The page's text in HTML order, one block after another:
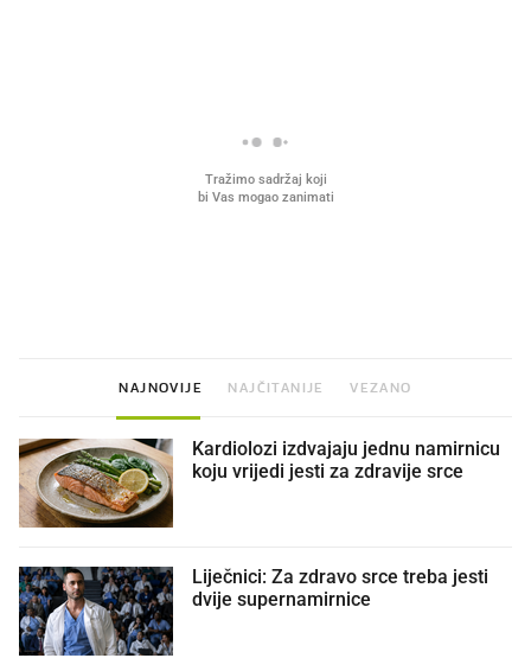
NAJNOVIJE NAJČITANIJE VEZANO
Kardiolozi izdvajaju jednu namirnicu
koju vrijedi jesti za zdravije srce
Liječnici: Za zdravo srce treba jesti
dvije supernamirnice